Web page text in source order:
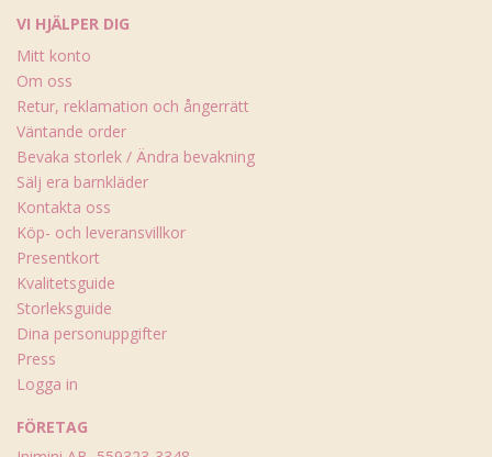
VI HJÄLPER DIG
Mitt konto
Om oss
Retur, reklamation och ångerrätt
Väntande order
Bevaka storlek / Ändra bevakning
Sälj era barnkläder
Kontakta oss
Köp- och leveransvillkor
Presentkort
Kvalitetsguide
Storleksguide
Dina personuppgifter
Press
Logga in
FÖRETAG